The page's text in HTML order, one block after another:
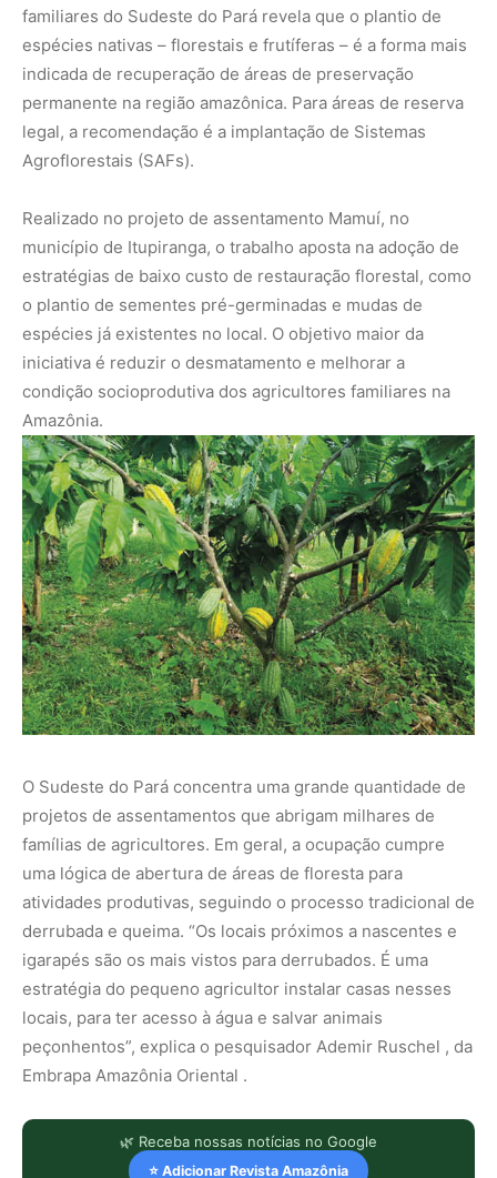
familiares do Sudeste do Pará revela que o plantio de
espécies nativas – florestais e frutíferas – é a forma mais
indicada de recuperação de áreas de preservação
permanente na região amazônica. Para áreas de reserva
legal, a recomendação é a implantação de Sistemas
Agroflorestais (SAFs).
Realizado no projeto de assentamento Mamuí, no
município de Itupiranga, o trabalho aposta na adoção de
estratégias de baixo custo de restauração florestal, como
o plantio de sementes pré-germinadas e mudas de
espécies já existentes no local. O objetivo maior da
iniciativa é reduzir o desmatamento e melhorar a
condição socioprodutiva dos agricultores familiares na
Amazônia.
O Sudeste do Pará concentra uma grande quantidade de
projetos de assentamentos que abrigam milhares de
famílias de agricultores. Em geral, a ocupação cumpre
uma lógica de abertura de áreas de floresta para
atividades produtivas, seguindo o processo tradicional de
derrubada e queima. “Os locais próximos a nascentes e
igarapés são os mais vistos para derrubados. É uma
estratégia do pequeno agricultor instalar casas nesses
locais, para ter acesso à água e salvar animais
peçonhentos”, explica o pesquisador Ademir Ruschel , da
Embrapa Amazônia Oriental .
🌿 Receba nossas notícias no Google
⭐ Adicionar Revista Amazônia